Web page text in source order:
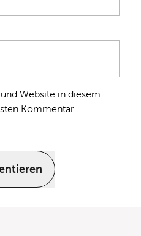
Website in diesem
Kommentar